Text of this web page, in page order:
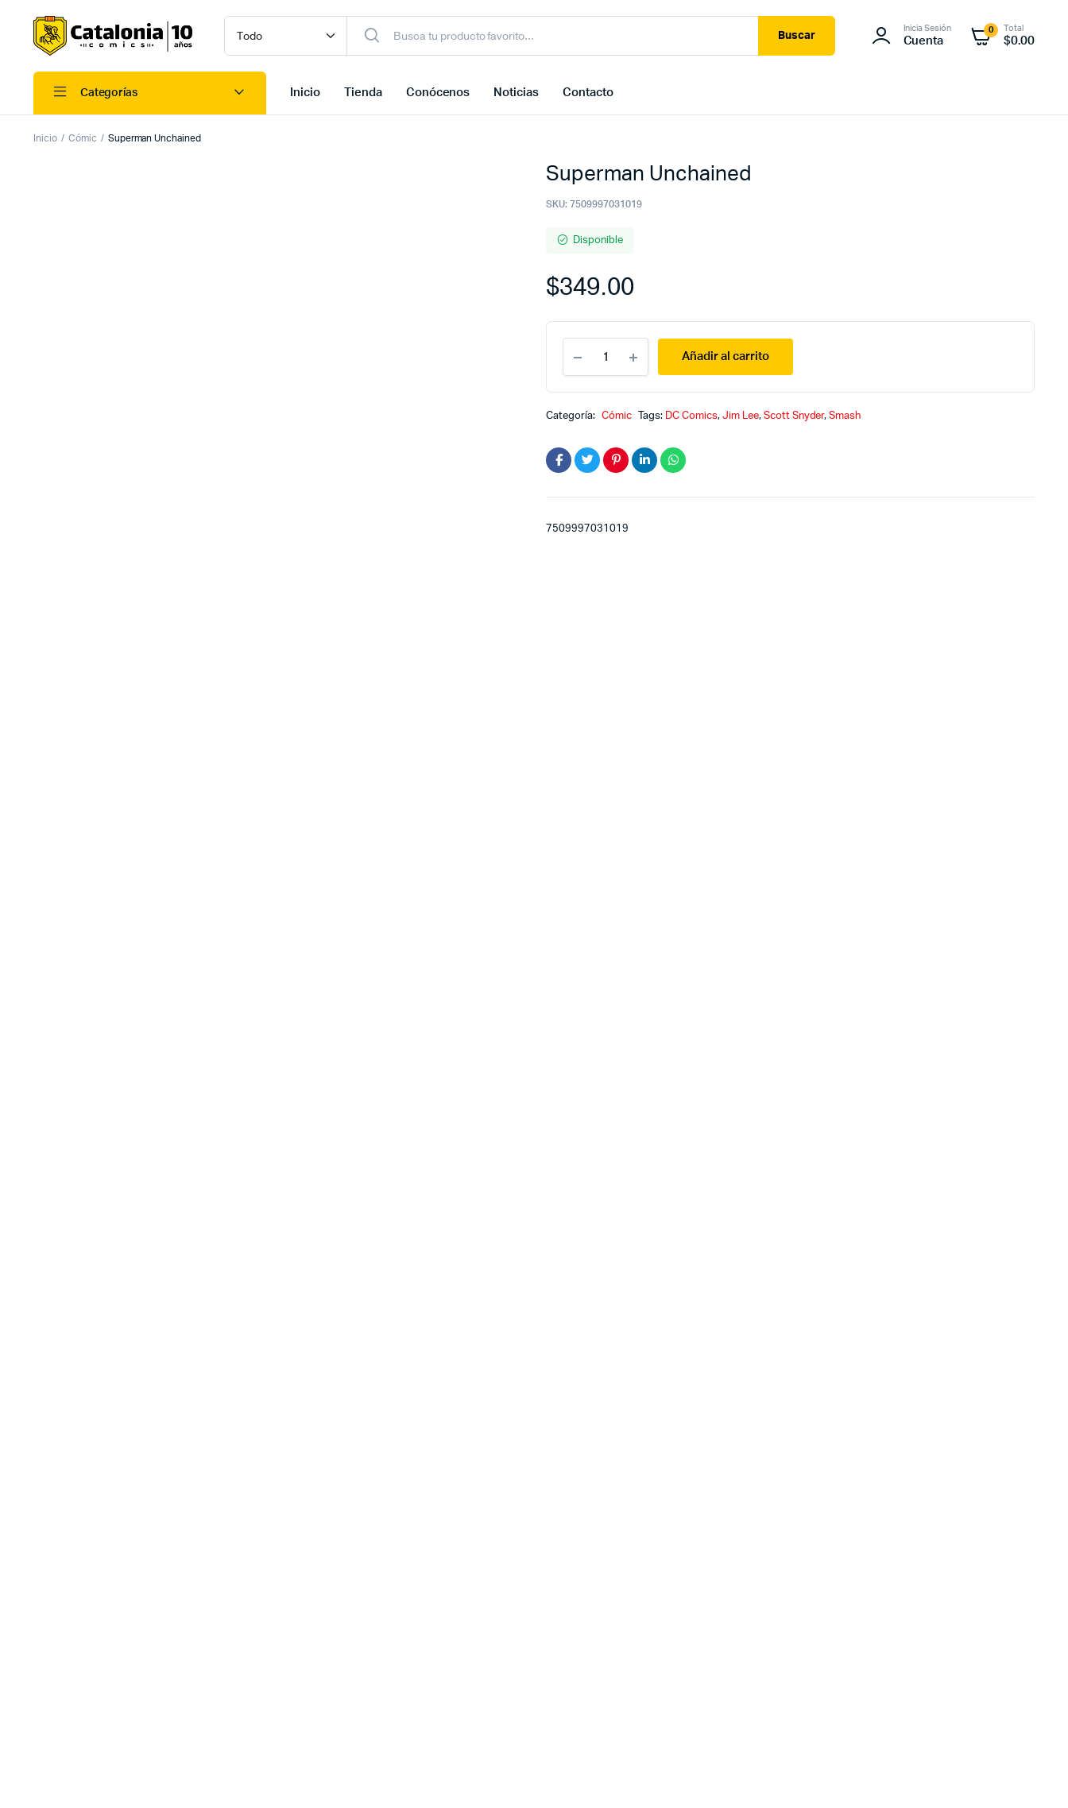
Buscar
Inicia Sesión
Cuenta
0 Total
$0.00
Categorías Inicio Tienda Conócenos Noticias Contacto
Inicio Cómic Superman Unchained
Superman Unchained
SKU: 7509997031019
Disponible
$349.00
Unchained
quantity
Añadir al carrito
Categoría: Cómic Tags: DC Comics,Jim Lee, Scott Snyder,Smash
7509997031019